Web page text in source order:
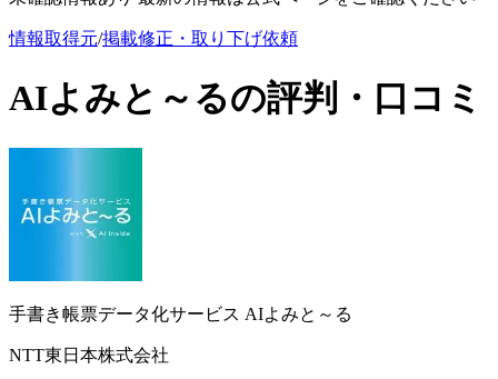
情報取得元/掲載修正・取り下げ依頼
AIよみと～るの評判・口コミ
手書き帳票データ化サービス AIよみと～る
NTT東日本株式会社